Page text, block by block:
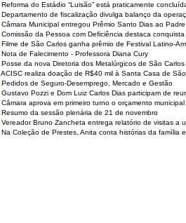
Reforma do Estádio “Luisão” está praticamente
Departamento de fiscalização divulga balanço da
Câmara Municipal entregou Prêmio Santo Dias ao
Comissão da Pessoa com Deficiência destaca
Filme de São Carlos ganha prêmio de Festival Latino-
Nota de Falecimento - Professora Diana Cury
Posse da nova Diretoria dos Metalúrgicos de São
ACISC realiza doação de R$40 mil à Santa Casa de
Pedidos de Seguro-Desemprego, Mercado e Gestão
Gustavo Pozzi e Dom Luiz Carlos Dias participam de
Câmara aprova em primeiro turno o orçamento
Resumo da sessão plenária de 21 de novembro
Vereador Bruno Zancheta entrega relatório de visitas a
Na Coleção de Prestes, Anita conta histórias da família